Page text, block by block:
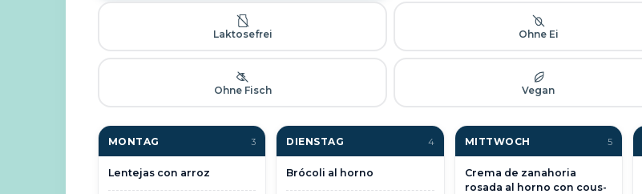
Laktosefrei Ohne Ei
Ohne Fisch Vegan
MONTAG 3
Lentejas con arroz
DIENSTAG 4
Brócoli al horno
MITTWOCH 5
Crema de zanahoria
rosada al horno con cous-